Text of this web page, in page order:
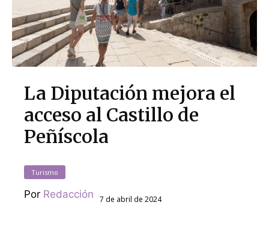
La Diputación mejora el
acceso al Castillo de
Peñíscola
Turismo
Por Redacción 7 de abril de 2024